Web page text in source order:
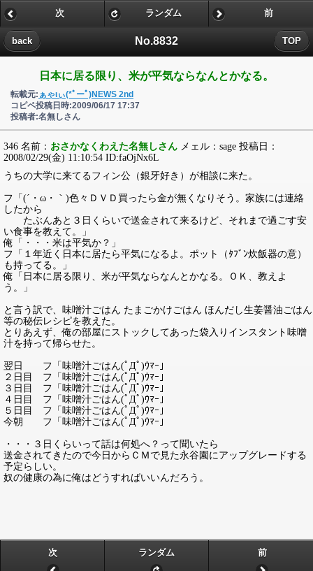
No.8832
back TOP
次 ランダム 前
日本に居る限り、米が平気ならなんとかなる。
転載元: ぁゃιぃ(*ﾟーﾟ)NEWS 2nd
コピペ投稿日時:2009/06/17 17:37
投稿者:名無しさん
346 名前： おさかなくわえた名無しさん メェル：sage 投稿日：
2008/02/29(金) 11:10:54 ID:faOjNx6L
うちの大学に来てるフィン公（銀牙好き）が相談に来た。
フ「(´・ω・｀)色々ＤＶＤ買ったら金が無くなりそう。家族には連絡
したから
たぶんあと３日くらいで送金されて来るけど、それまで過ごす安
い食事を教えて。」
俺「・・・米は平気か？」
フ「１年近く日本に居たら平気になるよ。ポット（ﾀﾌﾞﾝ炊飯器の意）
も持ってる。」
俺「日本に居る限り、米が平気ならなんとかなる。ＯＫ、教えよ
う。」
と言う訳で、味噌汁ごはん たまごかけごはん ほんだし生姜醤油ごはん
等の秘伝レシピを教えた。
とりあえず、俺の部屋にストックしてあった袋入りインスタント味噌
汁を持って帰らせた。
翌日 フ「味噌汁ごはん(ﾟДﾟ)ｳﾏｰ」
２日目 フ「味噌汁ごはん(ﾟДﾟ)ｳﾏｰ」
３日目 フ「味噌汁ごはん(ﾟДﾟ)ｳﾏｰ」
４日目 フ「味噌汁ごはん(ﾟДﾟ)ｳﾏｰ」
５日目 フ「味噌汁ごはん(ﾟДﾟ)ｳﾏｰ」
今朝 フ「味噌汁ごはん(ﾟДﾟ)ｳﾏｰ」
・・・３日くらいって話は何処へ？って聞いたら
送金されてきたので今日からＣＭで見た永谷園にアップグレードする
予定らしい。
奴の健康の為に俺はどうすればいいんだろう。
次 ランダム 前